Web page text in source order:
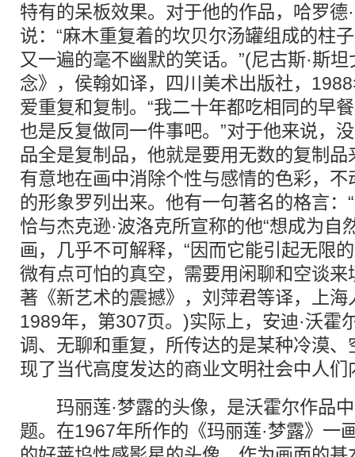
特有的呆板效果。对于他的作品，哈罗德
说：“麻木重复着的坎贝尔汤罐组成的柱
又一遍的毫不幽默的笑话。”(尼古斯·斯
念》，侯翰如译，四川美术出版社，
爱重复和复制。“我二十年都吃相同的早
也是反复做同一件事吧。”对于他来说，
品全是复制品，他就是要用无数的复制
有意地在画中消除个性与感情的色彩，
的形象罗列出来。他有一句著名的格言：
恰与杰克逊·波洛克所宣称的他“想成为自
画，几乎不可解释，“因而它能引起无
微有点可怕的真空，需要用闲聊和空谈来
著《新艺术的震撼》，刘萍君等译，上
1989年，第307页。)实际上，安迪·沃霍
调、无聊和重复，所传达的是某种冷漠
现了当代高度发达的商业文明社会中人们
玛丽莲·梦露的头像，是沃霍尔作品中
题。在1967年所作的《玛丽莲·梦露》一